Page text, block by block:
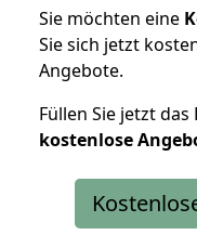
Sie möchten eine
Sie sich jetzt
Angebote.
Füllen Sie jetzt
kostenlose